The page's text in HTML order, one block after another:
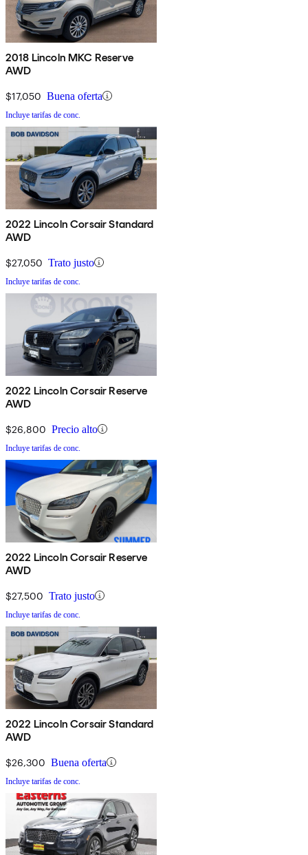
2018 Lincoln MKC Reserve
AWD
$17,050 Buena oferta
Incluye tarifas de conc.
2022 Lincoln Corsair Standard
AWD
$27,050 Trato justo
Incluye tarifas de conc.
2022 Lincoln Corsair Reserve
AWD
$26,800 Precio alto
Incluye tarifas de conc.
2022 Lincoln Corsair Reserve
AWD
$27,500 Trato justo
Incluye tarifas de conc.
2022 Lincoln Corsair Standard
AWD
$26,300 Buena oferta
Incluye tarifas de conc.